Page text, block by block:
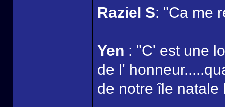
Raziel S: "Ca me
Yen : "C' est une
de l'
de notre île natale